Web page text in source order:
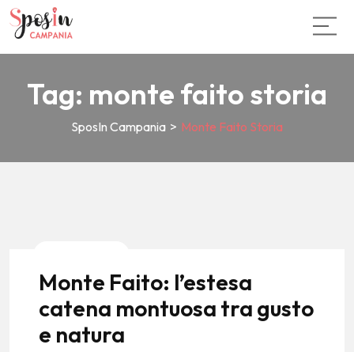
Tag: monte faito storia
SposIn Campania > Monte Faito Storia
Monte Faito: l’estesa
catena montuosa tra gusto
e natura